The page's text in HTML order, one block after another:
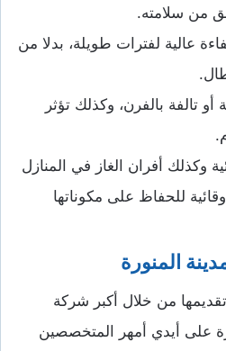
من سلامته.
عالية لفترات طويلة، بدلا من
أو تالفة بالفرن، وكذلك تؤثر
وكذلك أفران الغاز في المنازل
للحفاظ على مكوناتها
المنورة
من خلال أكبر شركة
على أيدي أمهر المتخصصين